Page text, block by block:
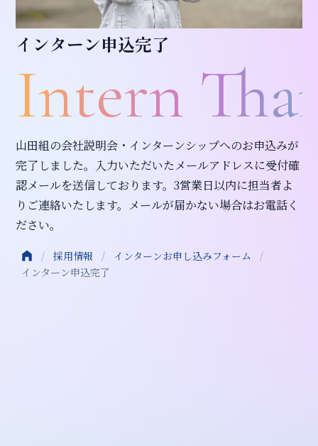
インターン申込完了
山田組の会社説明会・インターンシップへのお申込みが
完了しました。入力いただいたメールアドレスに受付確
認メールを送信しております。3営業日以内に担当者よ
りご連絡いたします。メールが届かない場合はお電話く
ださい。
/ 採用情報 / インターンお申し込みフォーム
/
インターン申込完了